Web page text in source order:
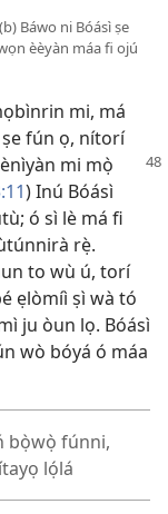
Báwo ni Bóásì ṣe
èèyàn máa fi ojú
mi, má
fún ọ, nítorí
mi mọ̀
) Inú Bóásì
ó sì lè má fi
rẹ̀.
to wù ú, torí
ẹlòmíì ṣì wà tó
ju òun lọ. Bóásì
wò bóyá ó máa
bọ̀wọ̀ fúnni,
lọ́lá